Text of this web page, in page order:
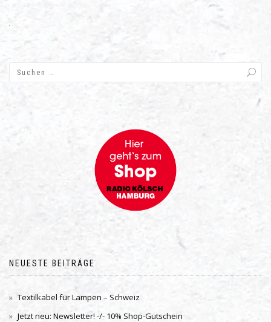
NEUESTE BEITRÄGE
Textilkabel für Lampen – Schweiz
Jetzt neu: Newsletter! -/- 10% Shop-Gutschein